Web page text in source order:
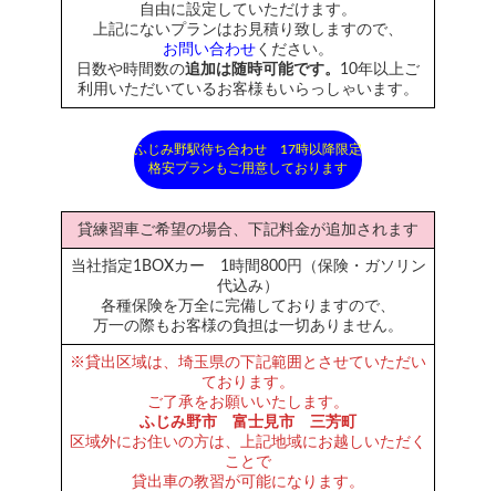
自由に設定していただけます。
上記にないプランはお見積り致しますので、
お問い合わせ ください。
日数や時間数の追加は随時可能です。 10年以上ご
利用いただいているお客様もいらっしゃいます。
ふじみ野駅待ち合わせ 17時以降限定
格安プランもご用意しております
貸練習車ご希望の場合、下記料金が追加されます
当社指定1BOXカー 1時間800円（保険・ガソリン
代込み）
各種保険を万全に完備しておりますので、
万一の際もお客様の負担は一切ありません。
※貸出区域は、埼玉県の下記範囲とさせていただい
ております。
ご了承をお願いいたします。
ふじみ野市 富士見市 三芳町
区域外にお住いの方は、上記地域にお越しいただく
ことで
貸出車の教習が可能になります。